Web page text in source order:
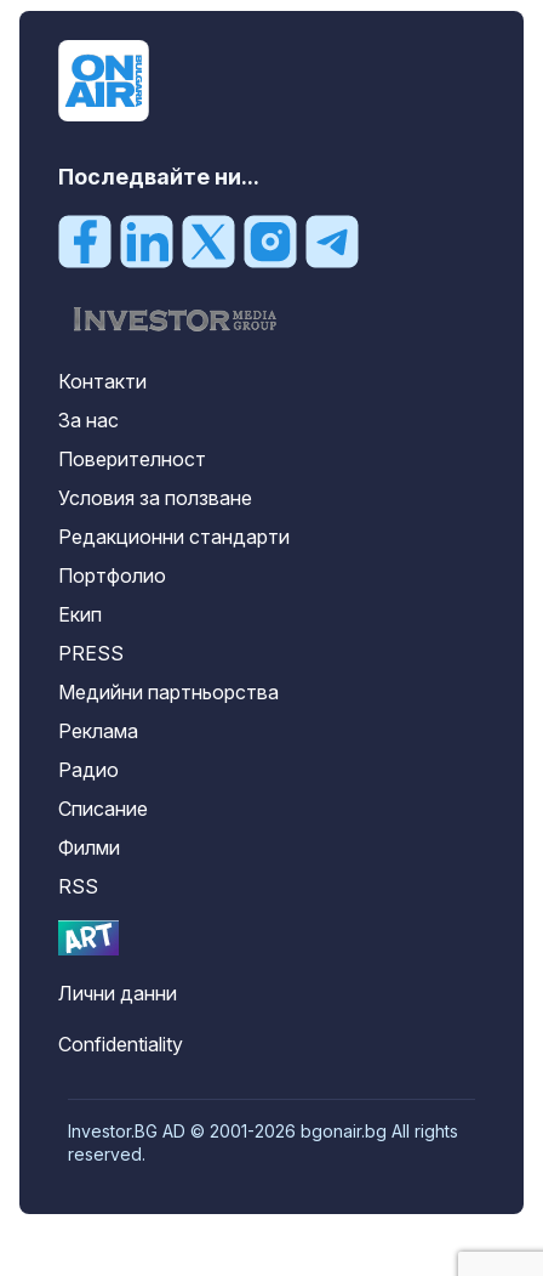
Последвайте ни...
Контакти
За нас
Поверителност
Условия за ползване
Редакционни стандарти
Портфолио
Екип
PRESS
Медийни партньорства
Реклама
Радио
Списание
Филми
RSS
Лични данни
Confidentiality
Investor.BG AD © 2001-2026 bgonair.bg All rights
reserved.